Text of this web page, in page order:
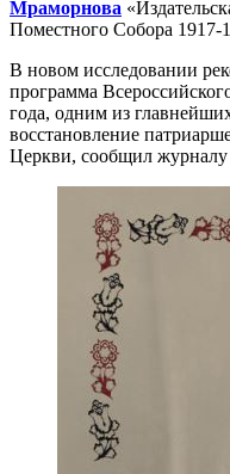
Мраморнова
Поместного Собора 1917-
В новом исследовании
программа
года, одним из
восстановление
Церкви, сообщил